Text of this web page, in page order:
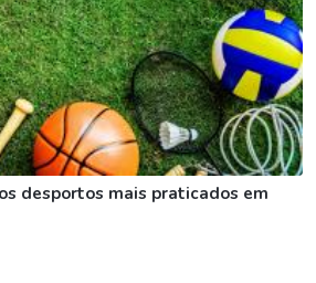
desportos mais praticados em